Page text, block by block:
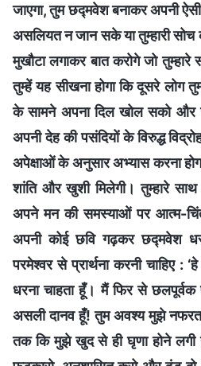
जाएगा, तुम छद्मवेश बनाकर अपनी ऐसी
असलियत न जान सके या तुम्हारी
मुखौटा लगाकर बात करोगे जो तुम्हारे
तुम्हें यह सीखना होगा कि दूसरे लोग
के सामने अपना दिल खोल सको और
अपनी देह की पसंदियों के विरुद्ध
अपेक्षाओं के अनुसार अभ्यास करना
शांति और खुशी मिलेगी। तुम्हारे
अपने मन की समस्याओं पर आत्म-
अपनी कोई छवि गढ़कर छद्मवेश
परमेश्वर से प्रार्थना करनी चाहिए :
धरना चाहता हूँ। मैं फिर से
असली दानव हूँ! तुम अवश्य मुझे नफरत
तक कि मुझे खुद से ही घृणा होने लगी